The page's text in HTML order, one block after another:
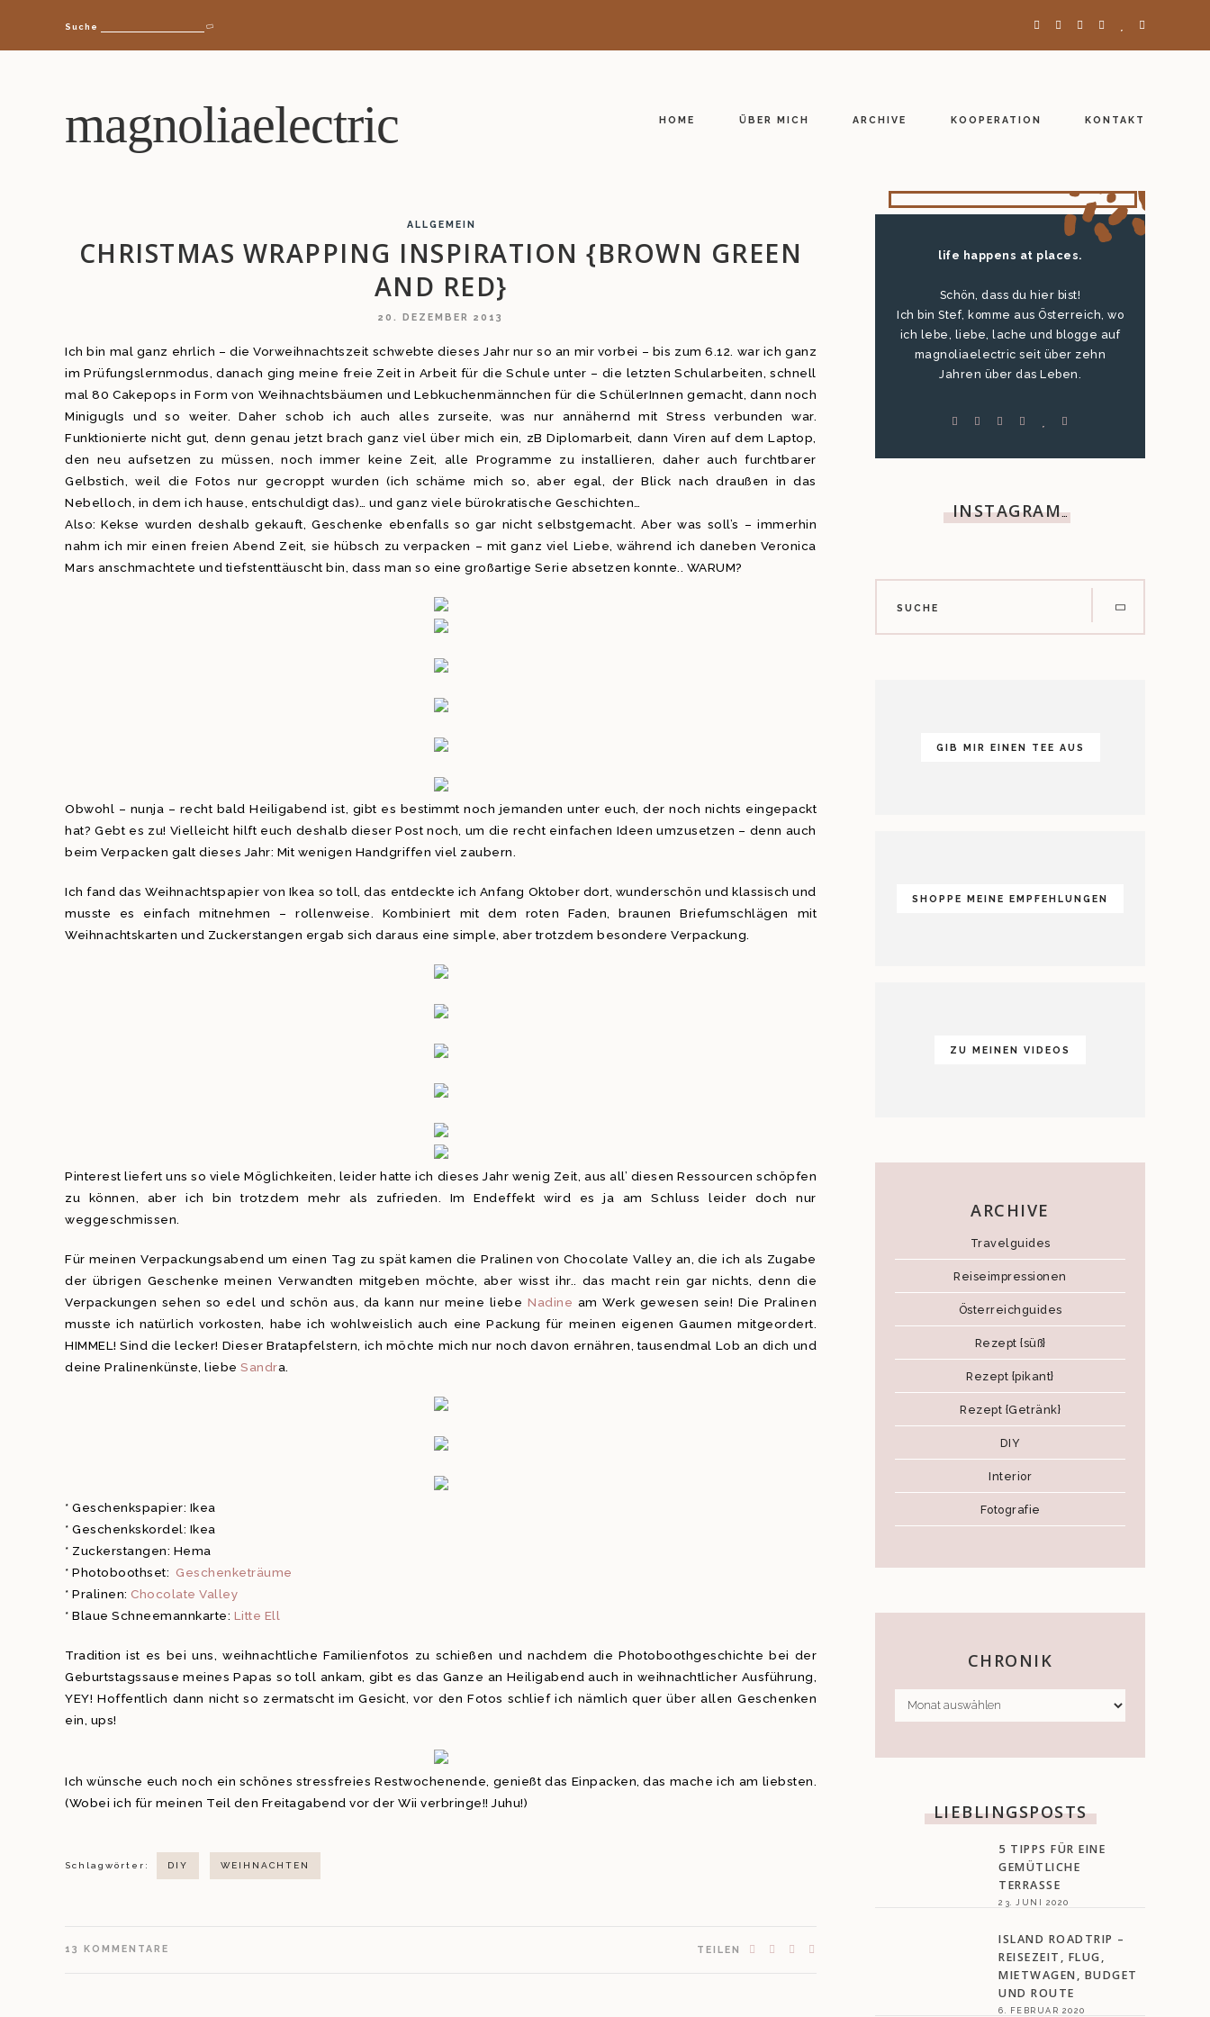
Suche
magnoliaelectric HOME ÜBER MICH ARCHIVE KOOPERATION KONTAKT
ALLGEMEIN
CHRISTMAS WRAPPING INSPIRATION {BROWN GREEN
AND RED}
20. DEZEMBER 2013
Ich bin mal ganz ehrlich – die Vorweihnachtszeit schwebte dieses Jahr nur so an mir vorbei – bis zum 6.12. war ich ganz
im Prüfungslernmodus, danach ging meine freie Zeit in Arbeit für die Schule unter – die letzten Schularbeiten, schnell
mal 80 Cakepops in Form von Weihnachtsbäumen und Lebkuchenmännchen für die SchülerInnen gemacht, dann noch
Minigugls und so weiter. Daher schob ich auch alles zurseite, was nur annähernd mit Stress verbunden war.
Funktionierte nicht gut, denn genau jetzt brach ganz viel über mich ein, zB Diplomarbeit, dann Viren auf dem Laptop,
den neu aufsetzen zu müssen, noch immer keine Zeit, alle Programme zu installieren, daher auch furchtbarer
Gelbstich, weil die Fotos nur gecroppt wurden (ich schäme mich so, aber egal, der Blick nach draußen in das
Nebelloch, in dem ich hause, entschuldigt das)… und ganz viele bürokratische Geschichten…
Also: Kekse wurden deshalb gekauft, Geschenke ebenfalls so gar nicht selbstgemacht. Aber was soll’s – immerhin
nahm ich mir einen freien Abend Zeit, sie hübsch zu verpacken – mit ganz viel Liebe, während ich daneben Veronica
Mars anschmachtete und tiefstenttäuscht bin, dass man so eine großartige Serie absetzen konnte.. WARUM?
Obwohl – nunja – recht bald Heiligabend ist, gibt es bestimmt noch jemanden unter euch, der noch nichts eingepackt
hat? Gebt es zu! Vielleicht hilft euch deshalb dieser Post noch, um die recht einfachen Ideen umzusetzen – denn auch
beim Verpacken galt dieses Jahr: Mit wenigen Handgriffen viel zaubern.
Ich fand das Weihnachtspapier von Ikea so toll, das entdeckte ich Anfang Oktober dort, wunderschön und klassisch und
musste es einfach mitnehmen – rollenweise. Kombiniert mit dem roten Faden, braunen Briefumschlägen mit
Weihnachtskarten und Zuckerstangen ergab sich daraus eine simple, aber trotzdem besondere Verpackung.
Pinterest liefert uns so viele Möglichkeiten, leider hatte ich dieses Jahr wenig Zeit, aus all’ diesen Ressourcen schöpfen
zu können, aber ich bin trotzdem mehr als zufrieden. Im Endeffekt wird es ja am Schluss leider doch nur
weggeschmissen.
Für meinen Verpackungsabend um einen Tag zu spät kamen die Pralinen von Chocolate Valley an, die ich als Zugabe
der übrigen Geschenke meinen Verwandten mitgeben möchte, aber wisst ihr.. das macht rein gar nichts, denn die
Verpackungen sehen so edel und schön aus, da kann nur meine liebe Nadine am Werk gewesen sein! Die Pralinen
musste ich natürlich vorkosten, habe ich wohlweislich auch eine Packung für meinen eigenen Gaumen mitgeordert.
HIMMEL! Sind die lecker! Dieser Bratapfelstern, ich möchte mich nur noch davon ernähren, tausendmal Lob an dich und
deine Pralinenkünste, liebe Sandra.
* Geschenkspapier: Ikea
* Geschenkskordel: Ikea
* Zuckerstangen: Hema
* Photoboothset: Geschenketräume
* Pralinen: Chocolate Valley
* Blaue Schneemannkarte: Litte Ell
Tradition ist es bei uns, weihnachtliche Familienfotos zu schießen und nachdem die Photoboothgeschichte bei der
Geburtstagssause meines Papas so toll ankam, gibt es das Ganze an Heiligabend auch in weihnachtlicher Ausführung,
YEY! Hoffentlich dann nicht so zermatscht im Gesicht, vor den Fotos schlief ich nämlich quer über allen Geschenken
ein, ups!
Ich wünsche euch noch ein schönes stressfreies Restwochenende, genießt das Einpacken, das mache ich am liebsten.
(Wobei ich für meinen Teil den Freitagabend vor der Wii verbringe!! Juhu!)
Schlagwörter: DIY WEIHNACHTEN
13 KOMMENTARE TEILEN
life happens at places.
Schön, dass du hier bist!
Ich bin Stef, komme aus Österreich, wo
ich lebe, liebe, lache und blogge auf
magnoliaelectric seit über zehn
Jahren über das Leben.
INSTAGRAM…
GIB MIR EINEN TEE AUS
SHOPPE MEINE EMPFEHLUNGEN
ZU MEINEN VIDEOS
ARCHIVE
Travelguides
Reiseimpressionen
Österreichguides
Rezept {süß}
Rezept {pikant}
Rezept {Getränk}
DIY
Interior
Fotografie
CHRONIK
CHRONIK
LIEBLINGSPOSTS
5 TIPPS FÜR EINE
GEMÜTLICHE
TERRASSE
23. JUNI 2020
ISLAND ROADTRIP –
REISEZEIT, FLUG,
MIETWAGEN, BUDGET
UND ROUTE
6. FEBRUAR 2020